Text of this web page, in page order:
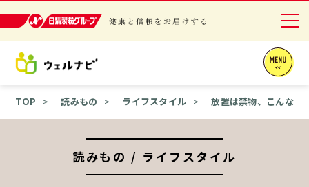
ニュースリリース
商品情報
TOP 読みもの ライフスタイル 放置は禁物、こんな不
読みもの / ライフスタイル